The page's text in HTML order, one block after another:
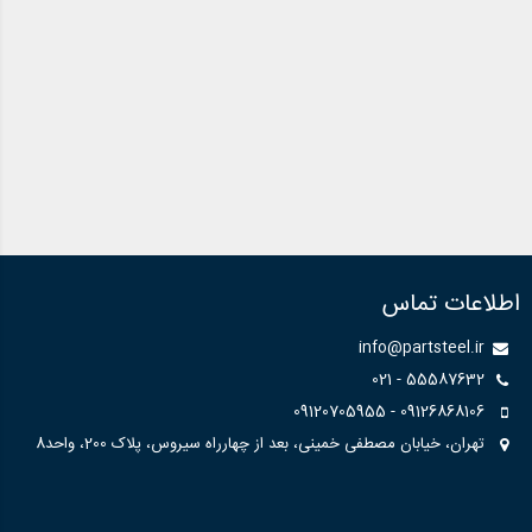
اطلاعات تماس
info@partsteel.ir
55587632 - 021
09126868106 - 09120705955
تهران، خیابان مصطفی خمینی، بعد از چهارراه سیروس، پلاک 200، واحد8